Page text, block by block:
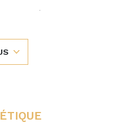
traversé les saisons, vu
Quand on reste aussi
charme d'autrefois
son époque.